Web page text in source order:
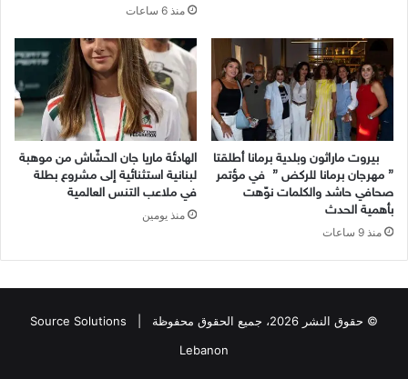
منذ 6 ساعات
بيروت ماراثون وبلدية برمانا أطلقتا
” مهرجان برمانا للركض ” في مؤتمر
صحافي حاشد والكلمات نوّهت
بأهمية الحدث
منذ 9 ساعات
الهادئة ماريا جان الحشّاش من موهبة
لبنانية استثنائية إلى مشروع بطلة
في ملاعب التنس العالمية
منذ يومين
© حقوق النشر 2026، جميع الحقوق محفوظة |
Source Solutions
Lebanon